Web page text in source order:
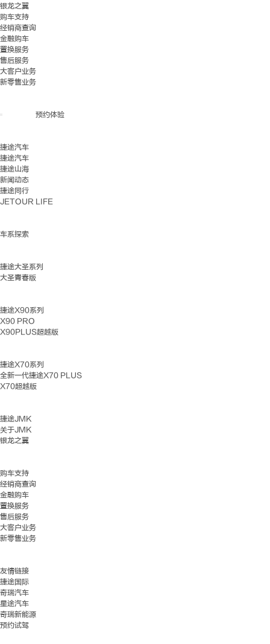
银龙之翼
购车支持
经销商查询
金融购车
置换服务
售后服务
大客户业务
新零售业务
预约体验
捷途汽车
捷途汽车
捷途山海
新闻动态
捷途同行
JETOUR LIFE
车系探索
捷途大圣系列
大圣青春版
捷途X90系列
X90 PRO
X90PLUS超越版
捷途X70系列
全新一代捷途X70 PLUS
X70超越版
捷途JMK
关于JMK
银龙之翼
购车支持
经销商查询
金融购车
置换服务
售后服务
大客户业务
新零售业务
友情链接
捷途国际
奇瑞汽车
星途汽车
奇瑞新能源
预约试驾